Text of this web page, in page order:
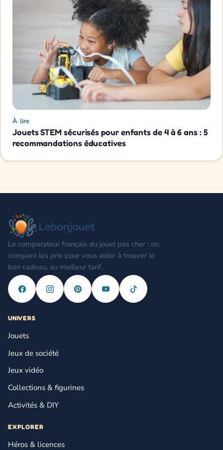
À lire
Jouets STEM sécurisés pour enfants de 4 à 6 ans : 5
recommandations éducatives
Le comparateur français du jouet pas cher : on
compare les prix pour vous aider à trouver le
bon cadeau, au meilleur tarif.
UNIVERS
Jouets
Jeux de société
Jeux vidéo
Collections & figurines
Activités & DIY
EXPLORER
Héros & licences